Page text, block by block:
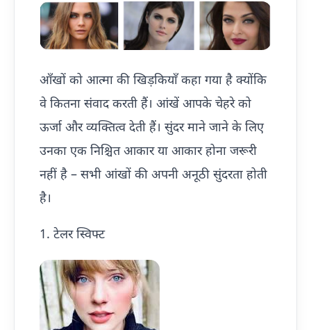
आँखों को आत्मा की खिड़कियाँ कहा गया है क्योंकि
वे कितना संवाद करती हैं। आंखें आपके चेहरे को
ऊर्जा और व्यक्तित्व देती हैं। सुंदर माने जाने के लिए
उनका एक निश्चित आकार या आकार होना जरूरी
नहीं है – सभी आंखों की अपनी अनूठी सुंदरता होती
है।
1. टेलर स्विफ्ट